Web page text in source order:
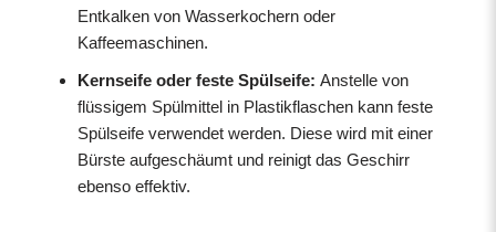
Entkalken von Wasserkochern oder
Kaffeemaschinen.
Kernseife oder feste Spülseife: Anstelle von
flüssigem Spülmittel in Plastikflaschen kann feste
Spülseife verwendet werden. Diese wird mit einer
Bürste aufgeschäumt und reinigt das Geschirr
ebenso effektiv.